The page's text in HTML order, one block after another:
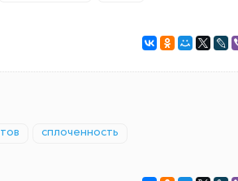
сплоченность